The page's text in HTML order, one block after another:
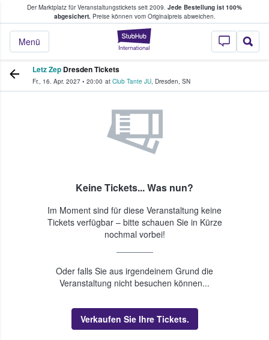
Der Marktplatz für Veranstaltungstickets seit 2009. Jede Bestellung ist 100%
abgesichert.Preise können vom Originalpreis abweichen.
StubHub - Wo
Menü
Tickets kaufen & verkaufen
Letz Zep Dresden Tickets
Fr., 16. Apr. 2027 • 20:00 at Club Tante JU, Dresden, SN
Keine Tickets... Was nun?
Im Moment sind für diese Veranstaltung keine
Tickets verfügbar – bitte schauen Sie in Kürze
nochmal vorbei!
Oder falls Sie aus irgendeinem Grund die
Veranstaltung nicht besuchen können...
Verkaufen Sie Ihre Tickets.